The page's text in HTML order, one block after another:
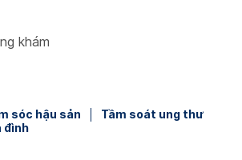
khám
sóc hậu sản
Tầm soát ung thư
đình